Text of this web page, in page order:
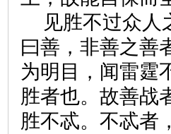
见胜不过众人
曰善，非善之善
为明目，闻雷霆
胜者也。故善战
胜不忒。不忒者